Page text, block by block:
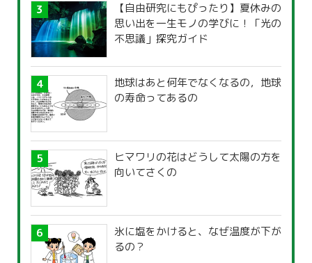
【自由研究にもぴったり】夏休みの
思い出を一生モノの学びに！「光の
不思議」探究ガイド
地球はあと何年でなくなるの，地球
の寿命ってあるの
ヒマワリの花はどうして太陽の方を
向いてさくの
氷に塩をかけると、なぜ温度が下が
るの？